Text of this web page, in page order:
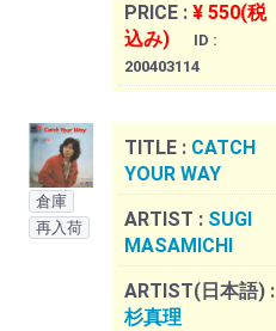
PRICE : ¥ 550(税
込み)
ID :
200403114
倉庫
再入荷
TITLE : CATCH
YOUR WAY
ARTIST : SUGI
MASAMICHI
ARTIST(日本語) :
杉真理